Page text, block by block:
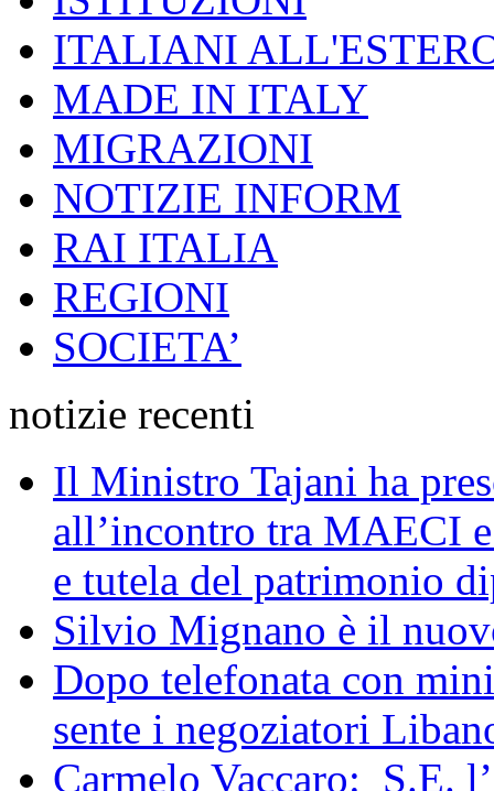
ITALIANI
MADE IN ITALY
MIGRAZIONI
NOTIZIE INFORM
RAI ITALIA
REGIONI
SOCIETA’
notizie recenti
Il Ministro Tajani ha
all’incontro tra MAECI
e tutela del patrimonio
Silvio Mignano è il
Dopo telefonata con
sente i negoziatori
Carmelo Vaccaro: S.E.